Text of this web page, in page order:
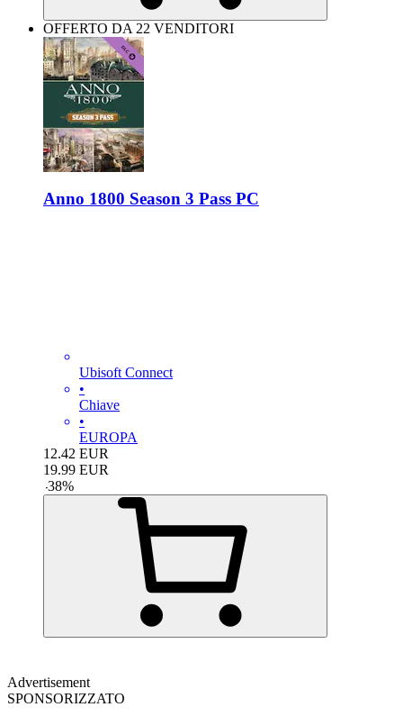
OFFERTO DA 22 VENDITORI
Anno 1800 Season 3 Pass PC
Ubisoft Connect
•
Chiave
•
EUROPA
12.42 EUR
19.99 EUR
-38%
Advertisement
SPONSORIZZATO